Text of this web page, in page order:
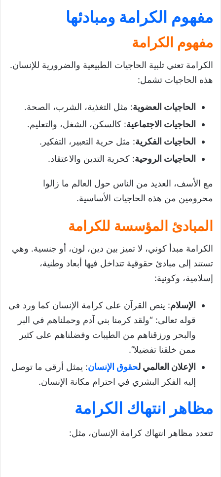
مفهوم الكرامة ومبادئها
مفهوم الكرامة
الكرامة تعني تلبية الحاجيات الطبيعية والضرورية للإنسان.
هذه الحاجيات تشمل:
الحاجيات العضوية: مثل التغذية، الشرب، الصحة.
الحاجيات الاجتماعية: كالسكن، الشغل، والتعليم.
الحاجيات الفكرية: مثل حرية التعبير، التفكير.
الحاجيات الروحية: كحرية التدين والاعتقاد.
مع الأسف، العديد من الناس حول العالم ما زالوا
محرومين من هذه الحاجيات الأساسية.
المبادئ المؤسسة للكرامة
الكرامة مبدأ كوني، لا تميز بين دين، لون، أو جنسية. وهي
تستند إلى مبادئ حقوقية تتداخل فيها أبعاد وطنية،
إسلامية، وكونية:
الإسلام: ينص القرآن على كرامة الإنسان كما ورد في
قوله تعالى: “ولقد كرمنا بني آدم وحملناهم في البر
والبحر ورزقناهم من الطيبات وفضلناهم على كثير
ممن خلقنا تفضيلا”.
الإعلان العالمي لحقوق الإنسان: يمثل أرقى ما توصل
إليه الفكر البشري في احترام مكانة الإنسان.
مظاهر انتهاك الكرامة
تتعدد مظاهر انتهاك كرامة الإنسان، مثل: